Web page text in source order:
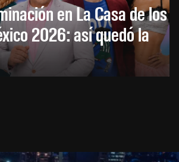
en La Casa de los
2026: así quedó la